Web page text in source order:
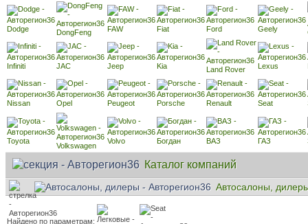
Dodge DongFeng FAW Fiat Ford Geely
Infiniti JAC Jeep Kia Land Rover Lexus
Nissan Opel Peugeot Porsche Renault Seat
Toyota
Volkswagen
Volvo Богдан ВАЗ ГАЗ
Каталог компаний
Автосалоны,
Найдено по параметрам: